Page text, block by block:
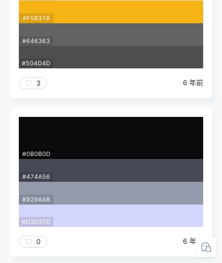
#F5B316
#646363
#504D4D
3 6 年前
#0B0B0D
#474A56
#929AAB
#D3D5FD
0 6 年前